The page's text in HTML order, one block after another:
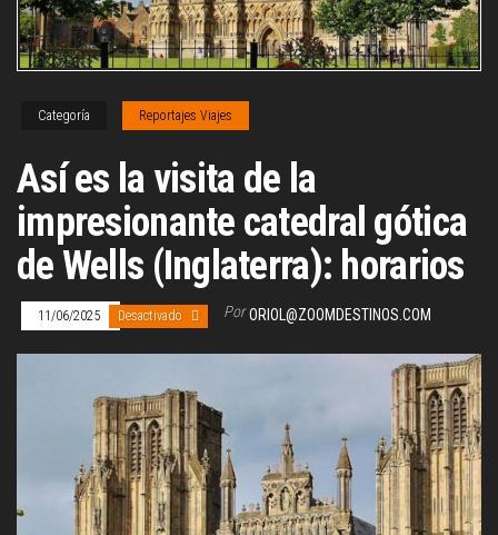
Categoría Reportajes Viajes
Así es la visita de la
impresionante catedral gótica
de Wells (Inglaterra): horarios
11/06/2025 Desactivado Por ORIOL@ZOOMDESTINOS.COM